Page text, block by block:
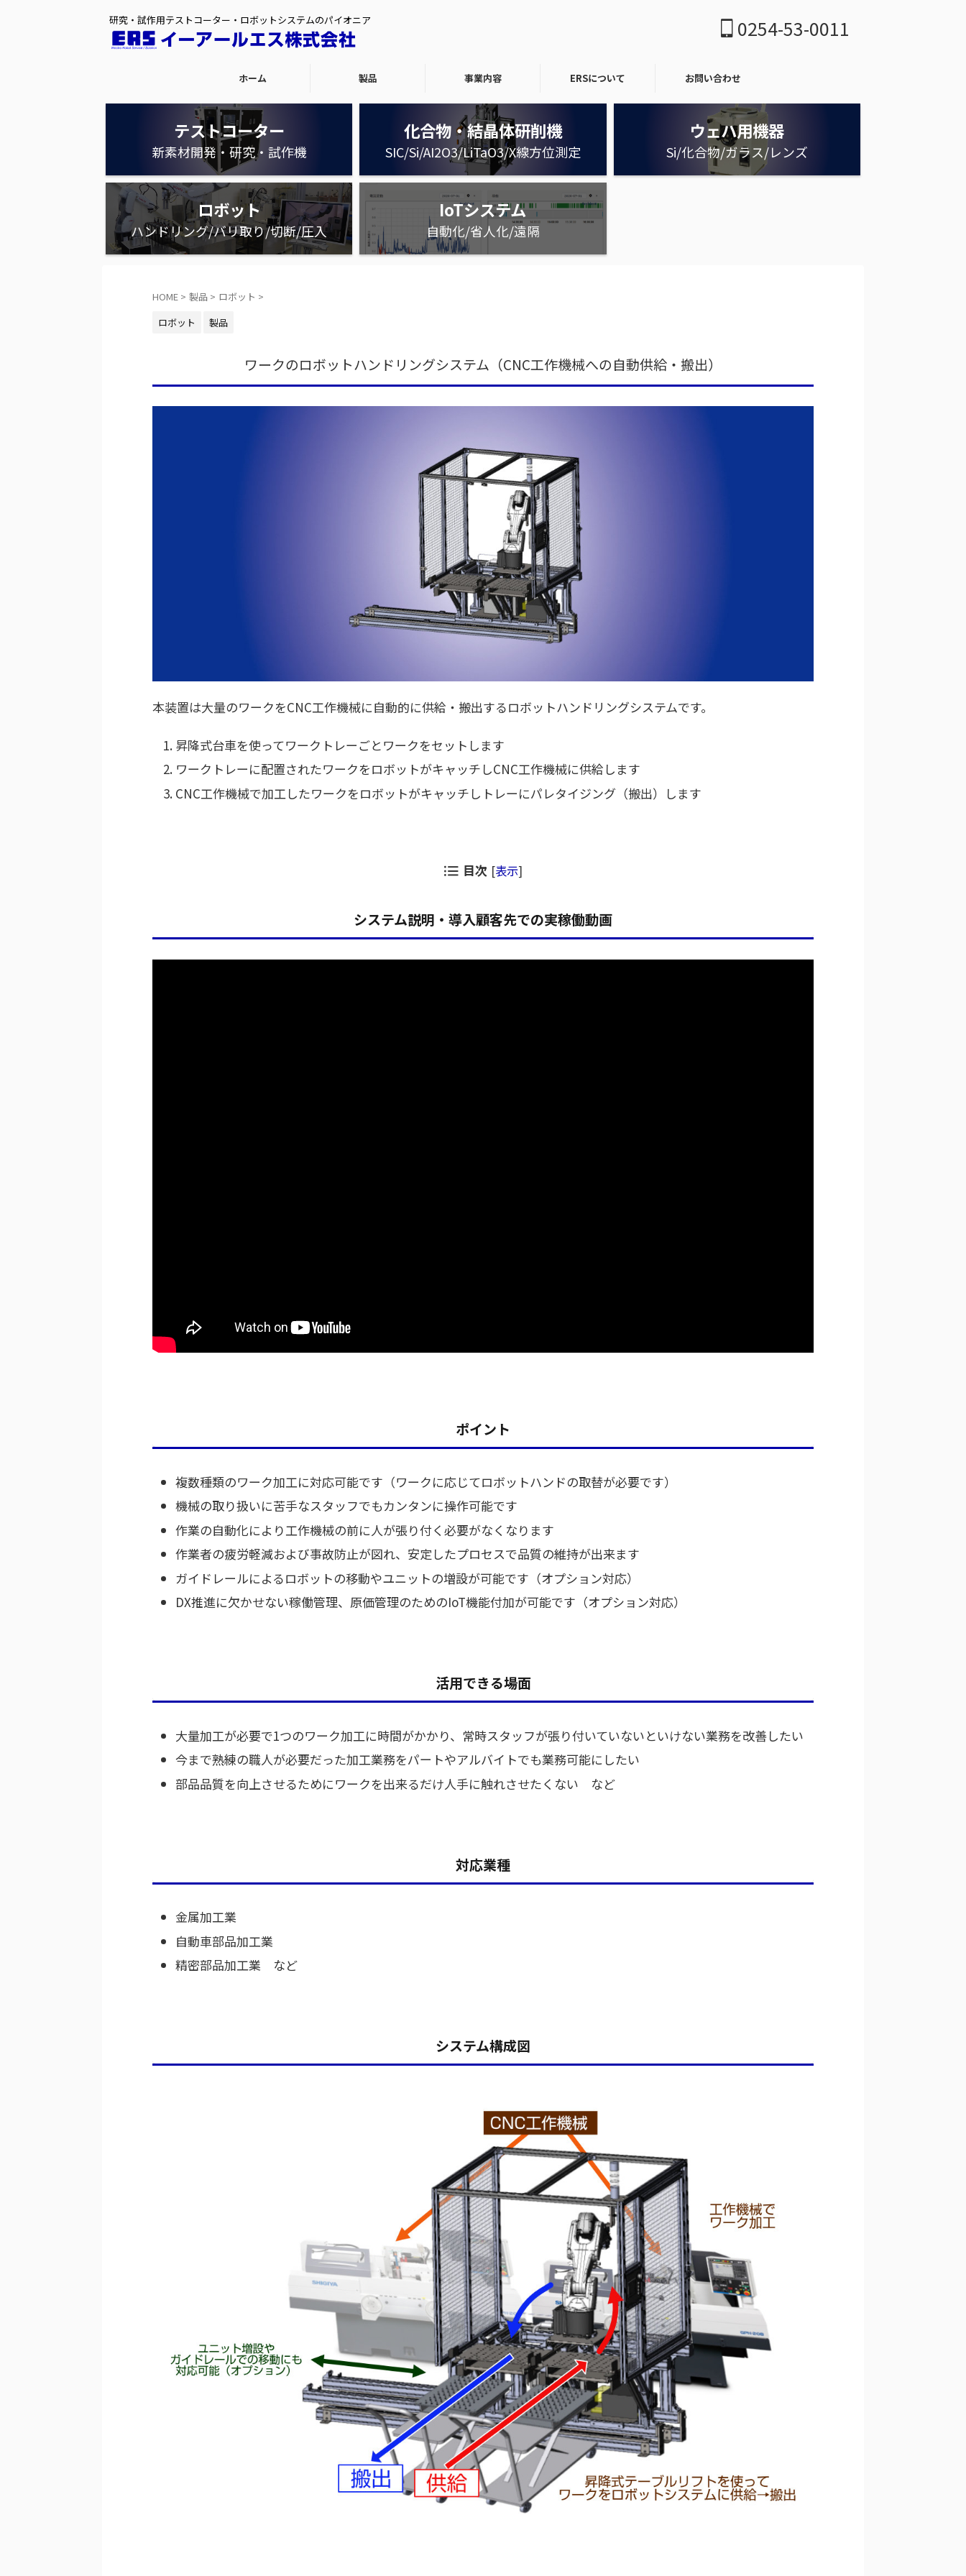
研究・試作用テストコーター・ロボットシステムのパイオニア 0254-53-0011
ホーム 製品 事業内容 ERSについて お問い合わせ
テストコーター
新素材開発・研究・試作機
化合物・結晶体研削機
SIC/Si/AI2O3/LiTaO3/X線方位測定
ウェハ用機器
Si/化合物/ガラス/レンズ
ロボット
ハンドリング/バリ取り/切断/圧入
IoTシステム
自動化/省人化/遠隔
HOME > 製品 > ロボット >
ロボット
製品
ワークのロボットハンドリングシステム（CNC工作機械への自動供給・搬出）
本装置は大量のワークをCNC工作機械に自動的に供給・搬出するロボットハンドリングシステムです。
昇降式台車を使ってワークトレーごとワークをセットします
ワークトレーに配置されたワークをロボットがキャッチしCNC工作機械に供給します
CNC工作機械で加工したワークをロボットがキャッチしトレーにパレタイジング（搬出）します
目次 [表示]
システム説明・導入顧客先での実稼働動画
ポイント
複数種類のワーク加工に対応可能です（ワークに応じてロボットハンドの取替が必要です）
機械の取り扱いに苦手なスタッフでもカンタンに操作可能です
作業の自動化により工作機械の前に人が張り付く必要がなくなります
作業者の疲労軽減および事故防止が図れ、安定したプロセスで品質の維持が出来ます
ガイドレールによるロボットの移動やユニットの増設が可能です（オプション対応）
DX推進に欠かせない稼働管理、原価管理のためのIoT機能付加が可能です（オプション対応）
活用できる場面
大量加工が必要で1つのワーク加工に時間がかかり、常時スタッフが張り付いていないといけない業務を改善したい
今まで熟練の職人が必要だった加工業務をパートやアルバイトでも業務可能にしたい
部品品質を向上させるためにワークを出来るだけ人手に触れさせたくない など
対応業種
金属加工業
自動車部品加工業
精密部品加工業 など
システム構成図